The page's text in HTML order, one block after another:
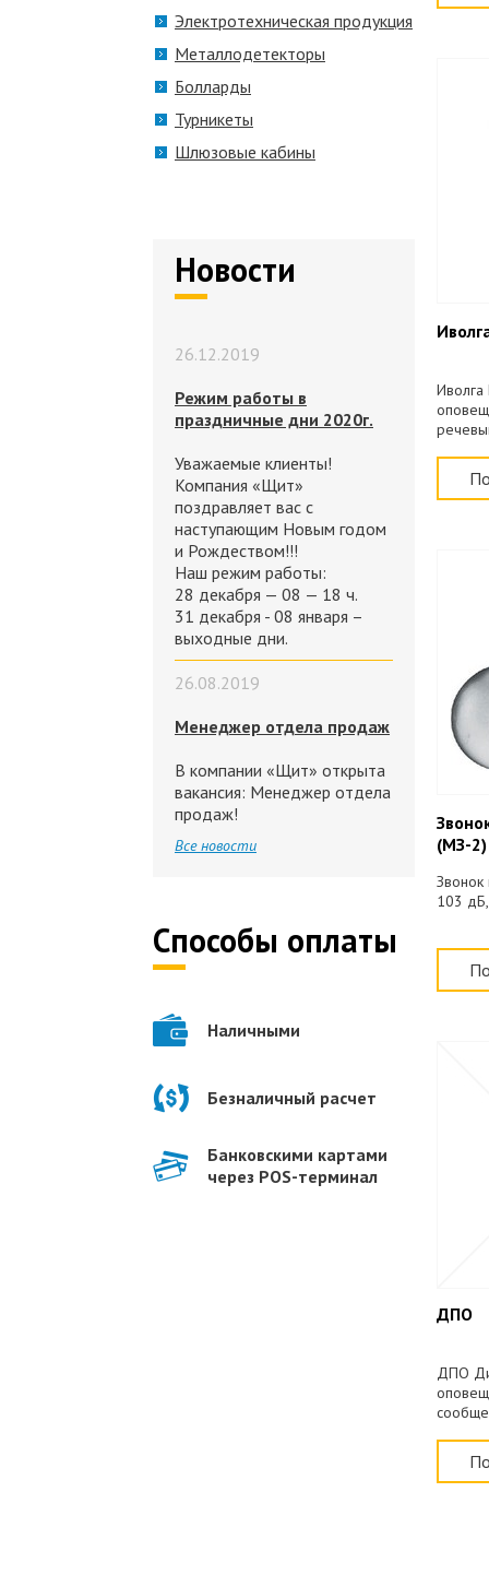
мА, 0,5
(МЗ-2)
103
ДПО
ДПО
Электротехническая продукция
Металлодетекторы
Болларды
Турникеты
Шлюзовые кабины
Новости
26.12.2019
Режим работы в
праздничные дни 2020г.
Уважаемые клиенты!
Компания «Щит»
поздравляет вас с
наступающим Новым годом
и Рождеством!!!
Наш режим работы:
28 декабря — 08 — 18 ч.
31 декабря - 08 января –
выходные дни.
26.08.2019
Менеджер отдела продаж
В компании «Щит» открыта
вакансия: Менеджер отдела
продаж!
Все новости
Способы оплаты
Наличными
Безналичный расчет
Банковскими картами
через POS-терминал